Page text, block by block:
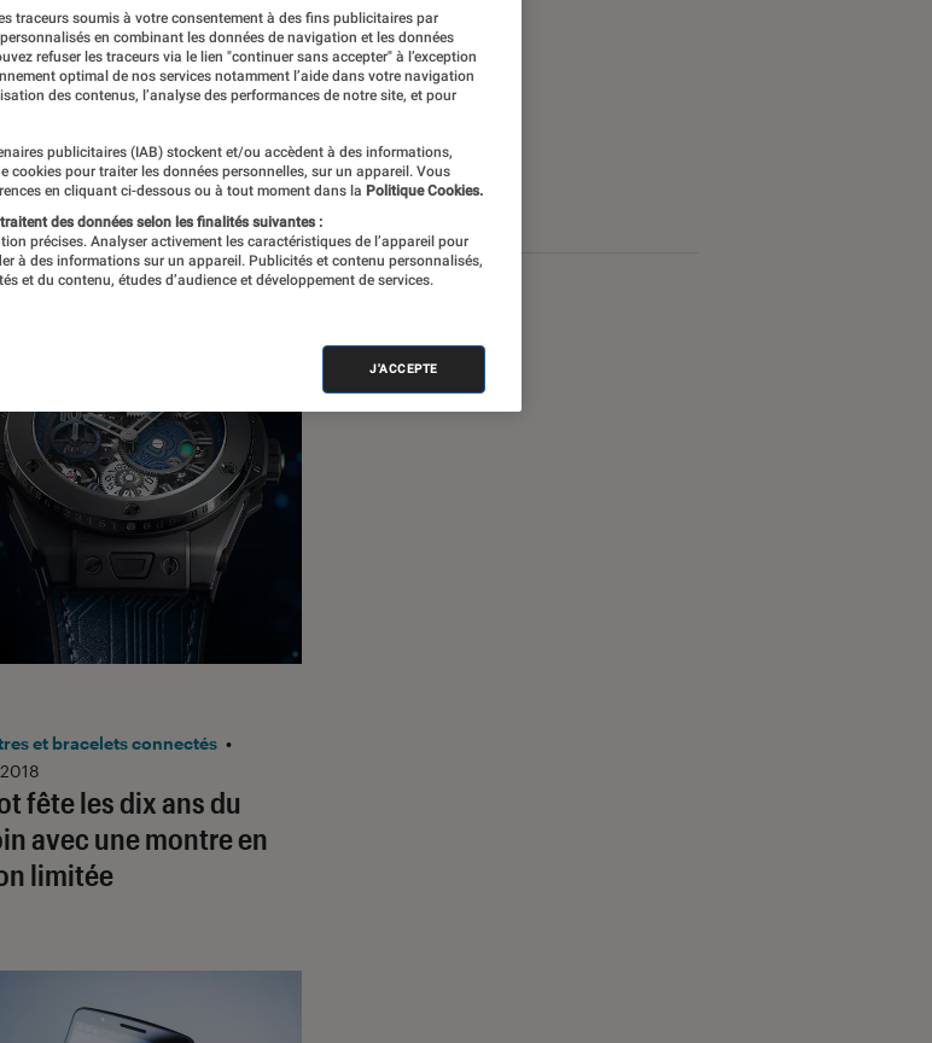
fête les dix ans du
avec une montre en
limitée
et bracelets connectés •
traceurs soumis à votre consentement à des fins publicitaires par
en combinant les données de navigation et les données
refuser les traceurs via le lien "continuer sans accepter" à l’exception
optimal de nos services notamment l’aide dans votre navigation
des contenus, l’analyse des performances de notre site, et pour
publicitaires (IAB) stockent et/ou accèdent à des informations,
cookies pour traiter les données personnelles, sur un appareil. Vous
en cliquant ci-dessous ou à tout moment dans la Politique Cookies.
des données selon les finalités suivantes :
précises. Analyser activement les caractéristiques de l’appareil pour
à des informations sur un appareil. Publicités et contenu personnalisés,
et du contenu, études d’audience et développement de services.
J'ACCEPTE